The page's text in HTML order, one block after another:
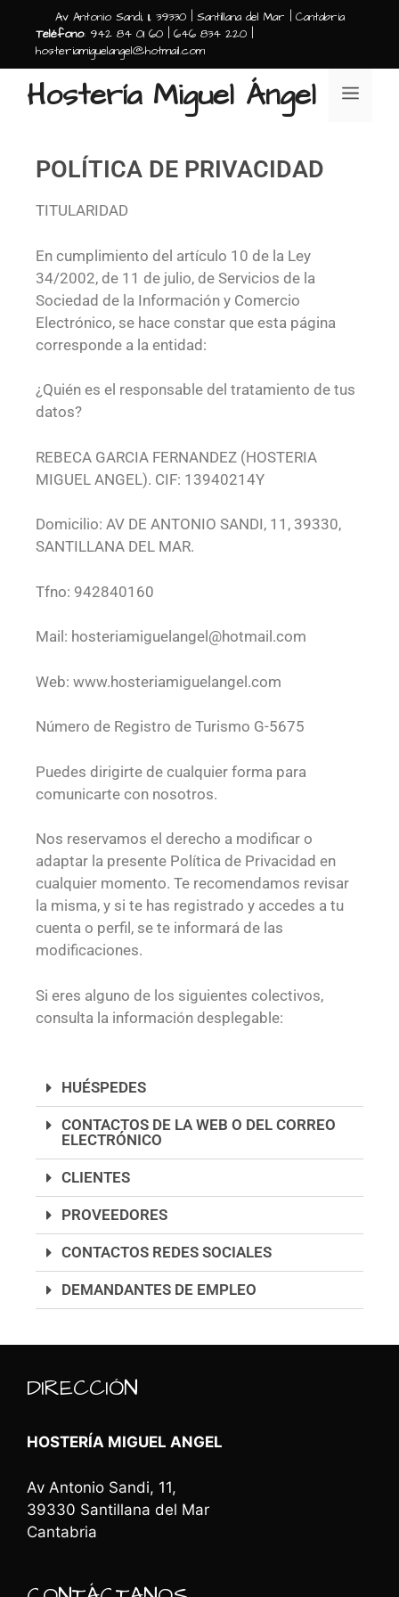
Av Antonio Sandi, 11, 39330 | Santillana del Mar | Cantabria
Teléfono: 942 84 01 60 | 646 834 220 |
hosteriamiguelangel@hotmail.com
Hostería Miguel Ángel
POLÍTICA DE PRIVACIDAD
TITULARIDAD
En cumplimiento del artículo 10 de la Ley
34/2002, de 11 de julio, de Servicios de la
Sociedad de la Información y Comercio
Electrónico, se hace constar que esta página
corresponde a la entidad:
¿Quién es el responsable del tratamiento de tus
datos?
REBECA GARCIA FERNANDEZ (HOSTERIA
MIGUEL ANGEL). CIF: 13940214Y
Domicilio: AV DE ANTONIO SANDI, 11, 39330,
SANTILLANA DEL MAR.
Tfno: 942840160
Mail: hosteriamiguelangel@hotmail.com
Web: www.hosteriamiguelangel.com
Número de Registro de Turismo G-5675
Puedes dirigirte de cualquier forma para
comunicarte con nosotros.
Nos reservamos el derecho a modificar o
adaptar la presente Política de Privacidad en
cualquier momento. Te recomendamos revisar
la misma, y si te has registrado y accedes a tu
cuenta o perfil, se te informará de las
modificaciones.
Si eres alguno de los siguientes colectivos,
consulta la información desplegable:
HUÉSPEDES
CONTACTOS DE LA WEB O DEL CORREO
ELECTRÓNICO
CLIENTES
PROVEEDORES
CONTACTOS REDES SOCIALES
DEMANDANTES DE EMPLEO
DIRECCIÓN
HOSTERÍA MIGUEL ANGEL
Av Antonio Sandi, 11,
39330 Santillana del Mar
Cantabria